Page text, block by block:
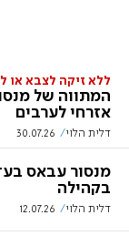
ללא זיקה לצבא או
המתווה של
אזרחי לערבים
דלית הלוי 30.07.26
מנסור עבאס
בקהילה
דלית הלוי 12.07.26